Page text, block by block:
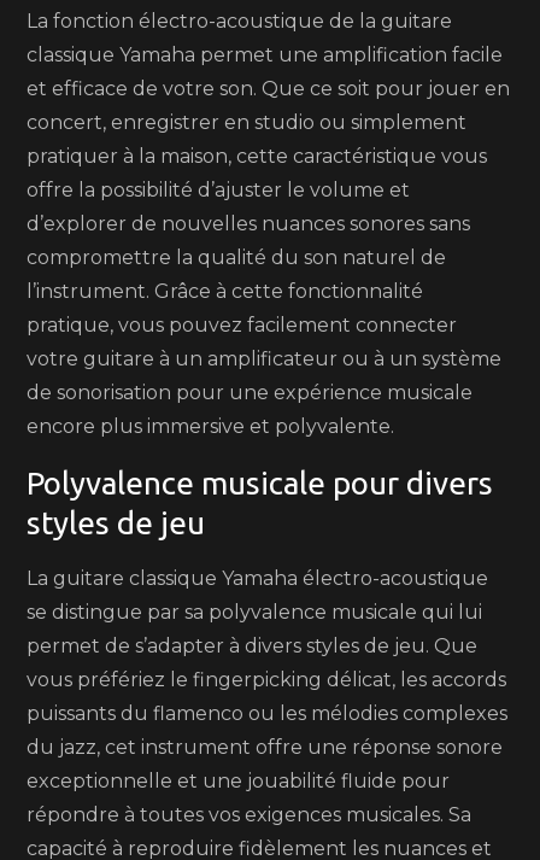
La fonction électro-acoustique de la guitare
classique Yamaha permet une amplification facile
et efficace de votre son. Que ce soit pour jouer en
concert, enregistrer en studio ou simplement
pratiquer à la maison, cette caractéristique vous
offre la possibilité d’ajuster le volume et
d’explorer de nouvelles nuances sonores sans
compromettre la qualité du son naturel de
l’instrument. Grâce à cette fonctionnalité
pratique, vous pouvez facilement connecter
votre guitare à un amplificateur ou à un système
de sonorisation pour une expérience musicale
encore plus immersive et polyvalente.
Polyvalence musicale pour divers
styles de jeu
La guitare classique Yamaha électro-acoustique
se distingue par sa polyvalence musicale qui lui
permet de s’adapter à divers styles de jeu. Que
vous préfériez le fingerpicking délicat, les accords
puissants du flamenco ou les mélodies complexes
du jazz, cet instrument offre une réponse sonore
exceptionnelle et une jouabilité fluide pour
répondre à toutes vos exigences musicales. Sa
capacité à reproduire fidèlement les nuances et